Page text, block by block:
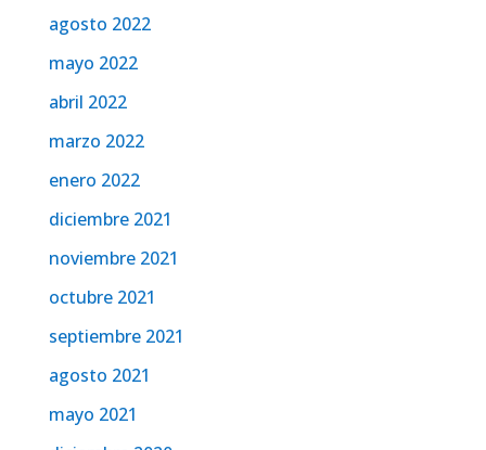
agosto 2022
mayo 2022
abril 2022
marzo 2022
enero 2022
diciembre 2021
noviembre 2021
octubre 2021
septiembre 2021
agosto 2021
mayo 2021